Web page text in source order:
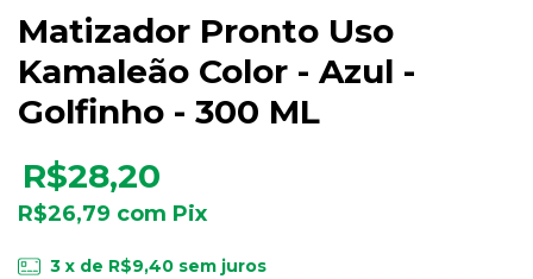
Matizador Pronto Uso
Kamaleão Color - Azul -
Golfinho - 300 ML
R$28,20
R$26,79 com Pix
3 x de R$9,40 sem juros